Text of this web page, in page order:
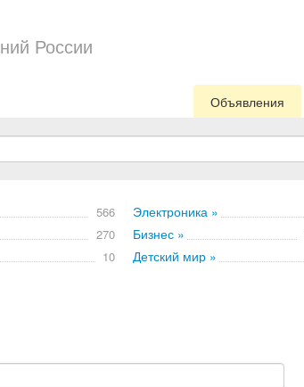
России
Объявления
566 Электроника »
270 Бизнес »
10 Детский мир »